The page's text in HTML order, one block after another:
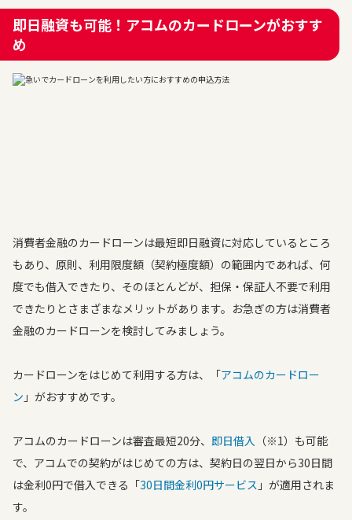
即日融資も可能！アコムのカードローンがおすす
め
消費者金融のカードローンは最短即日融資に対応しているところ
もあり、原則、利用限度額（契約極度額）の範囲内であれば、何
度でも借入できたり、そのほとんどが、担保・保証人不要で利用
できたりとさまざまなメリットがあります。お急ぎの方は消費者
金融のカードローンを検討してみましょう。
カードローンをはじめて利用する方は、「アコムのカードロー
ン 」がおすすめです。
アコムのカードローンは審査最短20分、 即日借入 （※1）も可能
で、アコムでの契約がはじめての方は、契約日の翌日から30日間
は金利0円で借入できる「30日間金利0円サービス 」が適用されま
す。